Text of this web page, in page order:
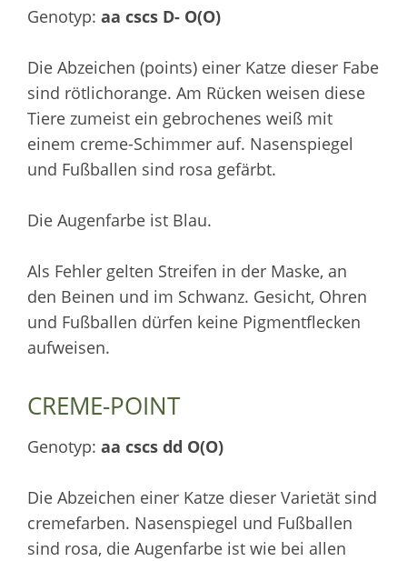
Genotyp: aa cscs D- O(O)
Die Abzeichen (points) einer Katze dieser Fabe
sind rötlichorange. Am Rücken weisen diese
Tiere zumeist ein gebrochenes weiß mit
einem creme-Schimmer auf. Nasenspiegel
und Fußballen sind rosa gefärbt.
Die Augenfarbe ist Blau.
Als Fehler gelten Streifen in der Maske, an
den Beinen und im Schwanz. Gesicht, Ohren
und Fußballen dürfen keine Pigmentflecken
aufweisen.
CREME-POINT
Genotyp: aa cscs dd O(O)
Die Abzeichen einer Katze dieser Varietät sind
cremefarben. Nasenspiegel und Fußballen
sind rosa, die Augenfarbe ist wie bei allen